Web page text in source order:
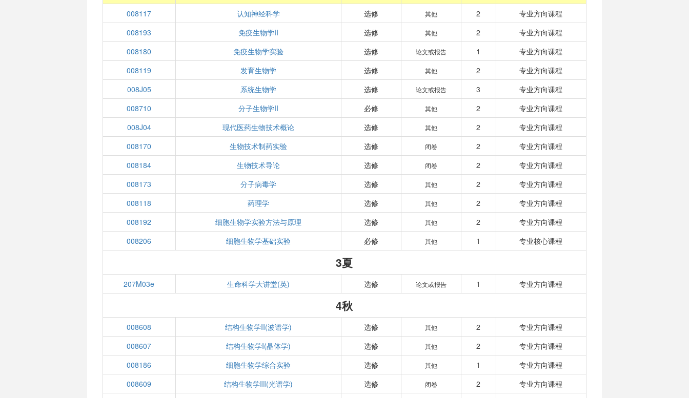
008117
认知神经科学 选修 其他 2
专业方向课程
008193
免疫生物学II 选修 其他 2
专业方向课程
008180
免疫生物学实验 选修 论文或报告 1
专业方向课程
008119
发育生物学 选修 其他 2
专业方向课程
008J05
系统生物学 选修 论文或报告 3
专业方向课程
008710
分子生物学II 必修 其他 2
专业方向课程
008J04
现代医药生物技术概论 选修 其他 2
专业方向课程
008170
生物技术制药实验 选修 闭卷 2
专业方向课程
008184
生物技术导论 选修 闭卷 2
专业方向课程
008173
分子病毒学 选修 其他 2
专业方向课程
008118
药理学 选修 其他 2
专业方向课程
008192
细胞生物学实验方法与原理 选修 其他 2
专业方向课程
008206
细胞生物学基础实验 必修 其他 1 专业核心课程
3夏
207M03e 生命科学大讲堂(英) 选修 论文或报告 1 专业方向课程
4秋
008608 结构生物学II(波谱学) 选修 其他 2
专业方向课程
008607
结构生物学I(晶体学) 选修 其他 2
专业方向课程
008186
细胞生物学综合实验 选修 其他 1
专业方向课程
008609
结构生物学III(光谱学) 选修 闭卷 2
专业方向课程